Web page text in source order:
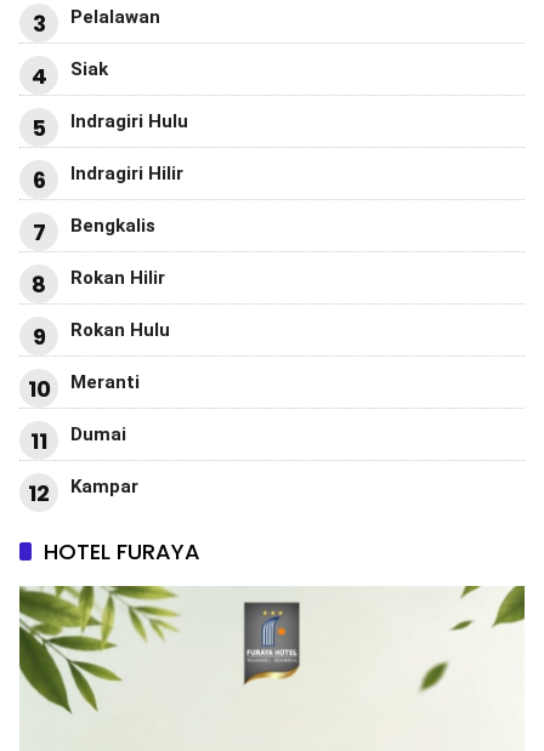
3 Pelalawan
4 Siak
5 Indragiri Hulu
6 Indragiri Hilir
7 Bengkalis
8 Rokan Hilir
9 Rokan Hulu
10 Meranti
11 Dumai
12 Kampar
HOTEL FURAYA